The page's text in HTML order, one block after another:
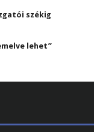
székig
lehet”